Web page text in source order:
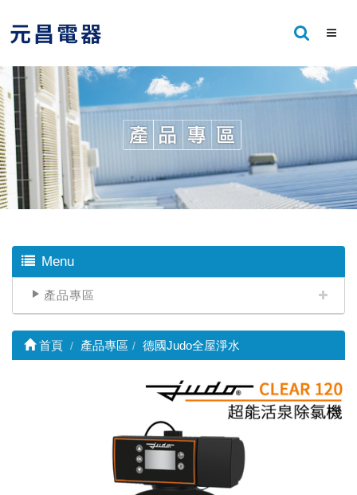
Menu
產品專區
首頁 產品專區 德國Judo全屋淨水